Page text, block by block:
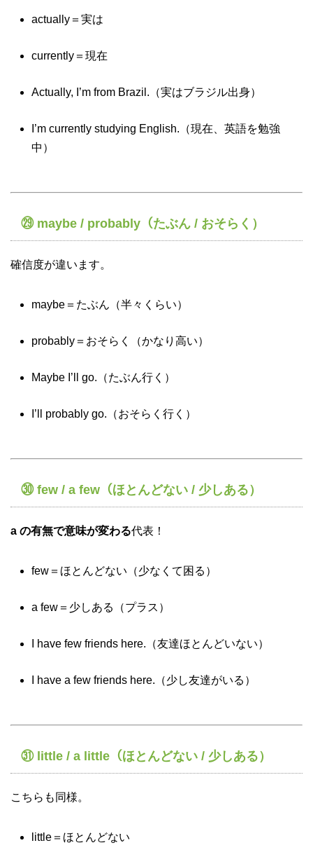
actually＝実は
currently＝現在
Actually, I’m from Brazil.（実はブラジル出身）
I’m currently studying English.（現在、英語を勉強
中）
㉙ maybe / probably（たぶん / おそらく）
確信度が違います。
maybe＝たぶん（半々くらい）
probably＝おそらく（かなり高い）
Maybe I’ll go.（たぶん行く）
I’ll probably go.（おそらく行く）
㉚ few / a few（ほとんどない / 少しある）
a の有無で意味が変わる代表！
few＝ほとんどない（少なくて困る）
a few＝少しある（プラス）
I have few friends here.（友達ほとんどいない）
I have a few friends here.（少し友達がいる）
㉛ little / a little（ほとんどない / 少しある）
こちらも同様。
little＝ほとんどない